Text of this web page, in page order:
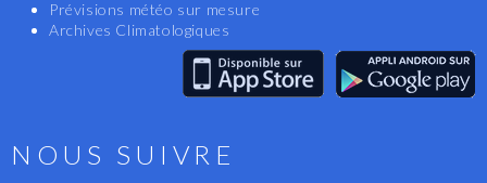
Prévisions météo sur mesure
Archives Climatologiques
NOUS SUIVRE